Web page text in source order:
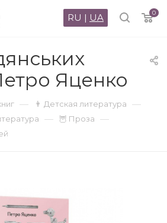
0
RU | UA
Яценко
— 👨 Детская литература —
— 🦉 Проза —